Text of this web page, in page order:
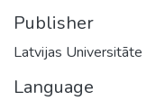
Publisher
Latvijas Universitāte
Language